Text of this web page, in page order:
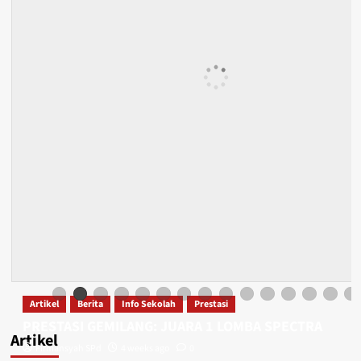
Artikel
Artikel Berita Info Sekolah Prestasi
Firmansyah SPd